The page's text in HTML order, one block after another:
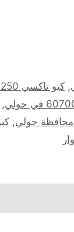
,كيو تاكسي 60700250 في الشعب
,
,